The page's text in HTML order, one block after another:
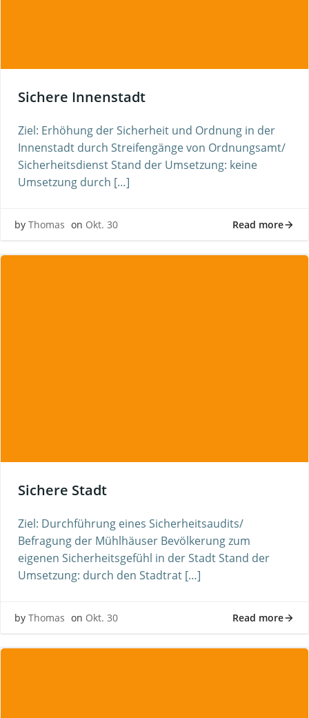
Sichere Innenstadt
Ziel: Erhöhung der Sicherheit und Ordnung in der
Innenstadt durch Streifengänge von Ordnungsamt/
Sicherheitsdienst Stand der Umsetzung: keine
Umsetzung durch […]
by Thomas on Okt. 30 Read more
Sichere Stadt
Ziel: Durchführung eines Sicherheitsaudits/
Befragung der Mühlhäuser Bevölkerung zum
eigenen Sicherheitsgefühl in der Stadt Stand der
Umsetzung: durch den Stadtrat […]
by Thomas on Okt. 30 Read more